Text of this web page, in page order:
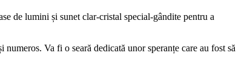
de lumini și sunet clar-cristal special-gândite pentru a
Va fi o seară dedicată unor speranțe care au fost să